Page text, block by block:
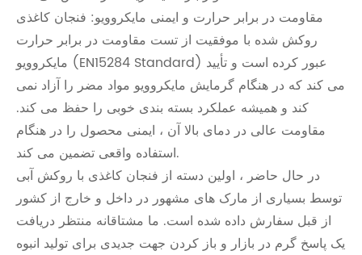
مقاومت در برابر حرارت و ایمنی مایکروویو: فنجان کاغذی
روکش شده با موفقیت از تست مقاومت در برابر حرارت
مایکروویو (EN15284 Standard) عبور کرده است و تأیید
می کند که در هنگام گرمایش مایکروویو مواد مضر را آزاد نمی
کند و همیشه عملکرد بسته بندی خوبی را حفظ می کند.
مقاومت عالی در دمای بالا آن ، ایمنی محصول را در هنگام
استفاده واقعی تضمین می کند.
در حال حاضر ، اولین دسته از فنجان کاغذی با روکش آبی
توسط بسیاری از مارک های مشهور در داخل و خارج از کشور
از قبل سفارش داده شده است. ما مشتاقانه منتظر دریافت
یک پاسخ گرم در بازار و باز کردن جهت جدیدی برای تولید انبوه